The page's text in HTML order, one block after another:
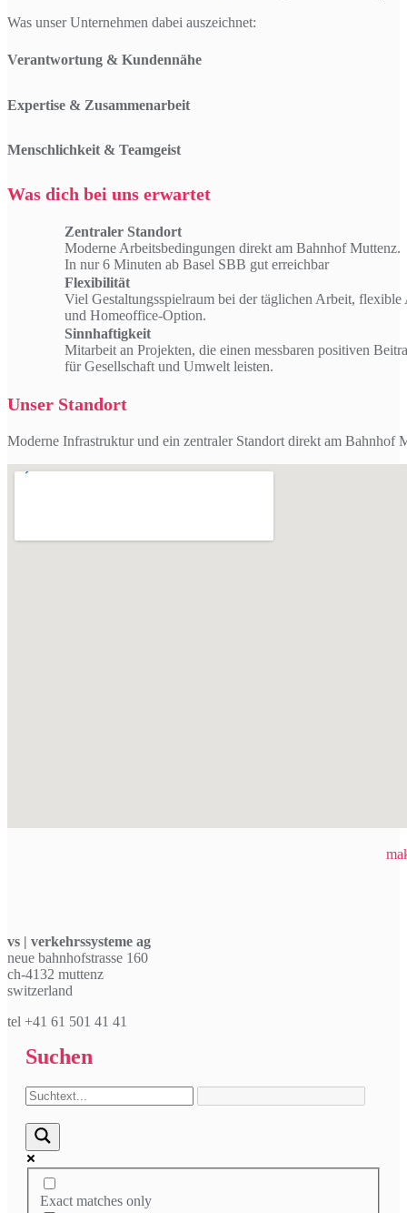
Was unser Unternehmen dabei auszeichnet:
Verantwortung & Kundennähe
Expertise & Zusammenarbeit
Menschlichkeit & Teamgeist
Was dich bei uns erwartet
Zentraler Standort
Moderne Arbeitsbedingungen direkt am Bahnhof Muttenz.
In nur 6 Minuten ab Basel SBB gut erreichbar
Flexibilität
Viel Gestaltungsspielraum bei der täglichen Arbeit, flexible
und Homeoffice-Option.
Sinnhaftigkeit
Mitarbeit an Projekten, die einen messbaren positiven
für Gesellschaft und Umwelt leisten.
Unser Standort
Moderne Infrastruktur und ein zentraler Standort direkt am Bahnhof
vs | verkehrssysteme ag
neue bahnhofstrasse 160
ch-4132 muttenz
switzerland
tel +41 61 501 41 41
Suchen
Exact matches only